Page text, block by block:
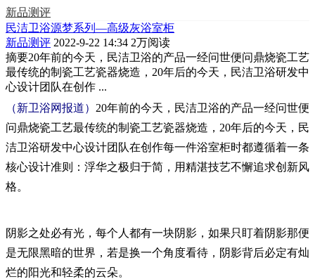
新品测评
民洁卫浴源梦系列—高级灰浴室柜
新品测评 2022-9-22 14:34 2万阅读
摘要20年前的今天，民洁卫浴的产品一经问世便问鼎烧瓷工艺
最传统的制瓷工艺瓷器烧造，20年后的今天，民洁卫浴研发中
心设计团队在创作 ...
（新卫浴网报道） 20年前的今天，民洁卫浴的产品一经问世便
问鼎烧瓷工艺最传统的制瓷工艺瓷器烧造，20年后的今天，民
洁卫浴研发中心设计团队在创作每一件浴室柜时都遵循着一条
核心设计准则：浮华之极归于简，用精湛技艺不懈追求创新风
格。
阴影之处必有光，每个人都有一块阴影，如果只盯着阴影那便
是无限黑暗的世界，若是换一个角度看待，阴影背后必定有灿
烂的阳光和轻柔的云朵。